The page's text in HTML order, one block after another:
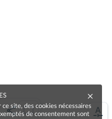
site, des cookies nécessaires
de consentement sont